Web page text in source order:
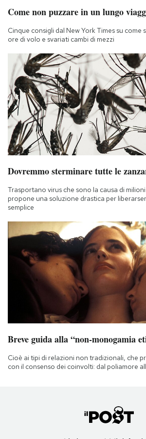
Come non puzzare in un lungo
Cinque consigli dal New York Times su come
ore di volo e svariati cambi di mezzi
Dovremmo sterminare tutte le
Trasportano virus che sono la causa di
propone una soluzione drastica per
semplice
Breve guida alla “non-monogamia
Cioè ai tipi di relazioni non tradizionali, che
con il consenso dei coinvolti: dal poliamore